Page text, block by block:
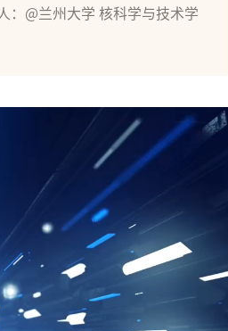
：@兰州大学 核科学与技术学